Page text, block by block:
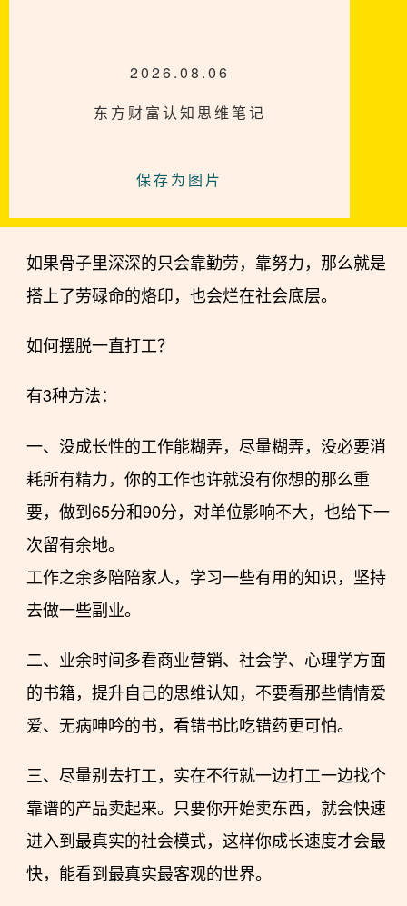
2026.08.06
东方财富认知思维笔记
保存为图片
如果骨子里深深的只会靠勤劳，靠努力，那么就是
搭上了劳碌命的烙印，也会烂在社会底层。
如何摆脱一直打工？
有3种方法：
一、没成长性的工作能糊弄，尽量糊弄，没必要消
耗所有精力，你的工作也许就没有你想的那么重
要，做到65分和90分，对单位影响不大，也给下一
次留有余地。
工作之余多陪陪家人，学习一些有用的知识，坚持
去做一些副业。
二、业余时间多看商业营销、社会学、心理学方面
的书籍，提升自己的思维认知，不要看那些情情爱
爱、无病呻吟的书，看错书比吃错药更可怕。
三、尽量别去打工，实在不行就一边打工一边找个
靠谱的产品卖起来。只要你开始卖东西，就会快速
进入到最真实的社会模式，这样你成长速度才会最
快，能看到最真实最客观的世界。